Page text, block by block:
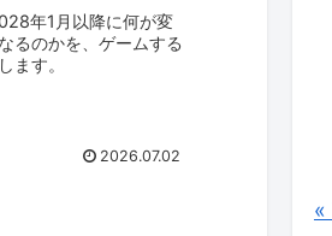
年1月以降に何が変
るのかを、ゲームする
ます。
2026.07.02
«